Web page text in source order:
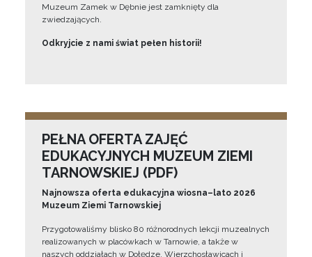
Muzeum Zamek w Dębnie jest zamknięty dla
zwiedzających.
Odkryjcie z nami świat pełen historii!
PEŁNA OFERTA ZAJĘĆ
EDUKACYJNYCH MUZEUM ZIEMI
TARNOWSKIEJ (PDF)
Najnowsza oferta edukacyjna wiosna–lato 2026
Muzeum Ziemi Tarnowskiej
Przygotowaliśmy blisko 80 różnorodnych lekcji muzealnych
realizowanych w placówkach w Tarnowie, a także w
naszych oddziałach w Dołędze, Wierzchosławicach i